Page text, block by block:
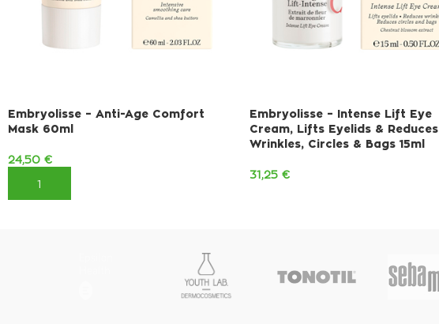
Embryolisse – Anti-Age Comfort
Mask 60ml
24,50 €
ΠΡΟΣΘΉΚΗ ΣΤΟ ΚΑΛΆΘΙ
Embryolisse – Intense Lift Eye
Cream, Lifts Eyelids & Reduces
Wrinkles, Circles & Bags 15ml
31,25 €